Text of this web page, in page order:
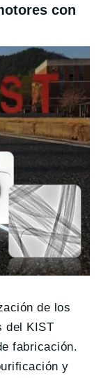
con
de los
del KIST
fabricación.
y